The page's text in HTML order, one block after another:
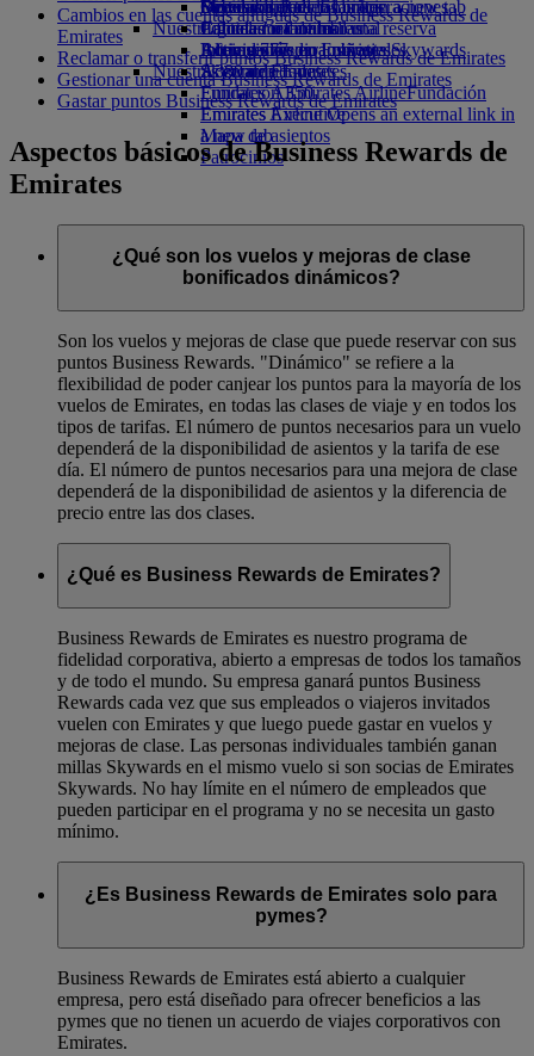
Opens an external link in a new tab
Bebidas
Nuestra flota
Boeing 777
A380 de Emirates
Emirates A350
Emirates Executive
Mapa de asientos
Diversión para los niños
Juguetes infantiles
Actividades para niños
Sostenibilidad en las operaciones
Política medioambiental
Informes medioambientales
Nuestras comunidades
Fundación Emirates AirlineFundación
Emirates Airline Opens an external link in
a new tab
Patrocinios
Skywards Rail
Calculadora de millas
Inicie sesión en Emirates Skywards
Skywards+
Móvil y app de Emirates
Cancelar o cambiar una reserva
Alteraciones en los viajes
Acerca de Emirates
Cambios en las cuentas antiguas de Business Rewards de
Emirates
Reclamar o transferir puntos Business Rewards de Emirates
Gestionar una cuenta Business Rewards de Emirates
Gastar puntos Business Rewards de Emirates
Aspectos básicos de Business Rewards de
Emirates
¿Qué son los vuelos y mejoras de clase
bonificados dinámicos?
Son los vuelos y mejoras de clase que puede reservar con sus
puntos Business Rewards. "Dinámico" se refiere a la
flexibilidad de poder canjear los puntos para la mayoría de los
vuelos de Emirates, en todas las clases de viaje y en todos los
tipos de tarifas. El número de puntos necesarios para un vuelo
dependerá de la disponibilidad de asientos y la tarifa de ese
día. El número de puntos necesarios para una mejora de clase
dependerá de la disponibilidad de asientos y la diferencia de
precio entre las dos clases.
¿Qué es Business Rewards de Emirates?
Business Rewards de Emirates es nuestro programa de
fidelidad corporativa, abierto a empresas de todos los tamaños
y de todo el mundo. Su empresa ganará puntos Business
Rewards cada vez que sus empleados o viajeros invitados
vuelen con Emirates y que luego puede gastar en vuelos y
mejoras de clase. Las personas individuales también ganan
millas Skywards en el mismo vuelo si son socias de Emirates
Skywards. No hay límite en el número de empleados que
pueden participar en el programa y no se necesita un gasto
mínimo.
¿Es Business Rewards de Emirates solo para
pymes?
Business Rewards de Emirates está abierto a cualquier
empresa, pero está diseñado para ofrecer beneficios a las
pymes que no tienen un acuerdo de viajes corporativos con
Emirates.